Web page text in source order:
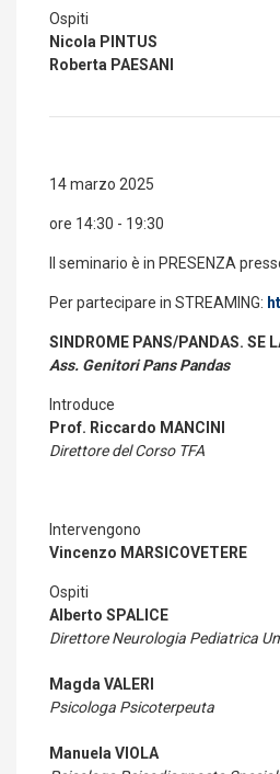
Ospiti
Nicola PINTUS
Roberta PAESANI
14 marzo 2025
ore 14:30 - 19:30
Il seminario è in PRESENZA
Per partecipare in STREAMING:
SINDROME PANS/PANDAS. SE
Ass. Genitori Pans Pandas
Introduce
Prof. Riccardo MANCINI
Direttore del Corso TFA
Intervengono
Vincenzo MARSICOVETERE
Ospiti
Alberto SPALICE
Direttore Neurologia Pediatrica
Magda VALERI
Psicologa Psicoterpeuta
Manuela VIOLA